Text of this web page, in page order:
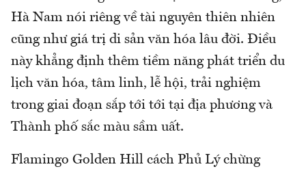
Hà Nam nói riêng về tài nguyên thiên nhiên
cũng như giá trị di sản văn hóa lâu đời. Điều
này khẳng định thêm tiềm năng phát triển du
lịch văn hóa, tâm linh, lễ hội, trải nghiệm
trong giai đoạn sắp tới tới tại địa phương và
Thành phố sắc màu sầm uất.
Flamingo Golden Hill cách Phủ Lý chừng